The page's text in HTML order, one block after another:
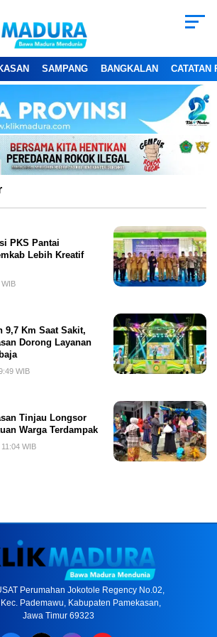
SAMPANG BANGKALAN CATATAN
PKS Pantai
Lebih Kreatif
9,7 Km Saat Sakit,
Dorong Layanan
WIB
Tinjau Longsor
Warga Terdampak
WIB
Perumahan Jokotole Regency No.02,
Pademawu, Kabupaten Pamekasan,
Jawa Timur 69323